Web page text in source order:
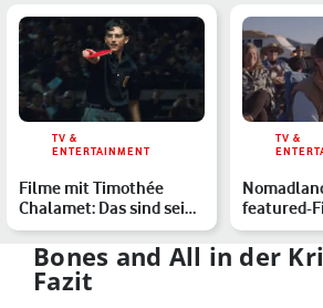
TV &
ENTERTAINMENT
Filme mit Timothée
Chalamet: Das sind seine
stärksten Rollen
TV &
featured-
Country
anyw…
Bones and All in der
Fazit